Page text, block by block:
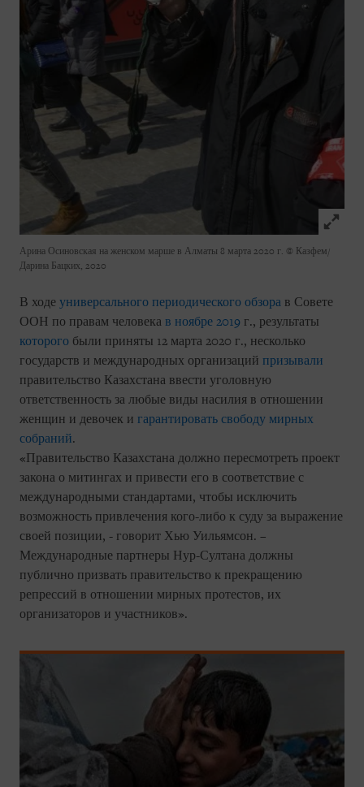
Click
Арина Осиновская на женском марше в Алматы 8 марта 2020 г. © Казфем/
Дарина Бацких, 2020
В ходе универсального периодического обзора в Совете
ООН по правам человека в ноябре 2019 г., результаты
которого были приняты 12 марта 2020 г., несколько
государств и международных организаций призывали
правительство Казахстана ввести уголовную
ответственность за любые виды насилия в отношении
женщин и девочек и гарантировать свободу мирных
собраний.
«Правительство Казахстана должно пересмотреть проект
закона о митингах и привести его в соответствие с
международными стандартами, чтобы исключить
возможность привлечения кого-либо к суду за выражение
своей позиции, - говорит Хью Уильямсон. –
Международные партнеры Нур-Султана должны
публично призвать правительство к прекращению
репрессий в отношении мирных протестов, их
организаторов и участников».